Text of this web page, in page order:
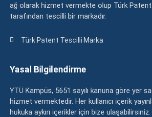
ağ olarak hizmet vermekte olup Türk
tarafından tescilli bir markadır.
Türk Patent Tescilli Marka
Yasal Bilgilendirme
YTÜ Kampüs, 5651 sayılı kanuna göre yer
hizmet vermektedir. Her kullanıcı içerik
hukuka aykırı içerikler için bize ulaşabilirsiniz.